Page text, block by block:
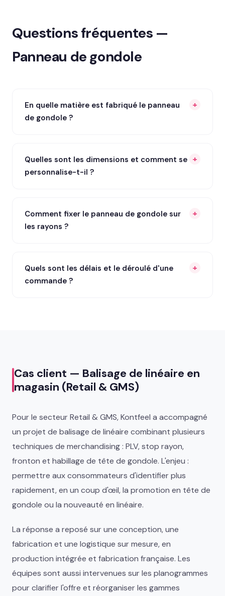
Questions fréquentes —
Panneau de gondole
En quelle matière est fabriqué le panneau
de gondole ?
Quelles sont les dimensions et comment se
personnalise-t-il ?
Comment fixer le panneau de gondole sur
les rayons ?
Quels sont les délais et le déroulé d'une
commande ?
Cas client — Balisage de linéaire en
magasin (Retail & GMS)
Pour le secteur Retail & GMS, Kontfeel a accompagné
un projet de balisage de linéaire combinant plusieurs
techniques de merchandising : PLV, stop rayon,
fronton et habillage de tête de gondole. L'enjeu :
permettre aux consommateurs d'identifier plus
rapidement, en un coup d'œil, la promotion en tête de
gondole ou la nouveauté en linéaire.
La réponse a reposé sur une conception, une
fabrication et une logistique sur mesure, en
production intégrée et fabrication française. Les
équipes sont aussi intervenues sur les planogrammes
pour clarifier l'offre et réorganiser les gammes